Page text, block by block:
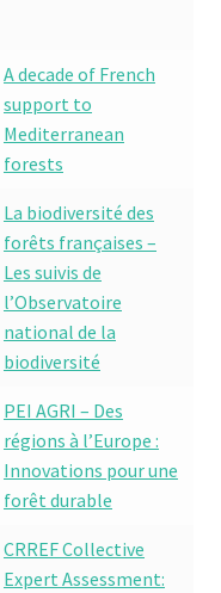
A decade of French
support to
Mediterranean
forests
La biodiversité des
forêts françaises –
Les suivis de
l’Observatoire
national de la
biodiversité
PEI AGRI – Des
régions à l’Europe :
Innovations pour une
forêt durable
CRREF Collective
Expert Assessment: